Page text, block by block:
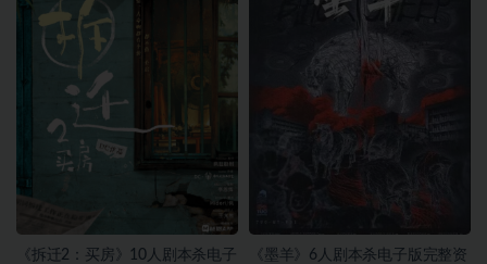
《拆迁2：买房》10人剧本杀电子
《墨羊》6人剧本杀电子版完整资